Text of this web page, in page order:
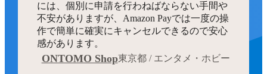
には、個別に申請を行わねばならない手間や
不安がありますが、Amazon Payでは一度の操
作で簡単に確実にキャンセルできるので安心
感があります。
ONTOMO Shop東京都 / エンタメ・ホビー